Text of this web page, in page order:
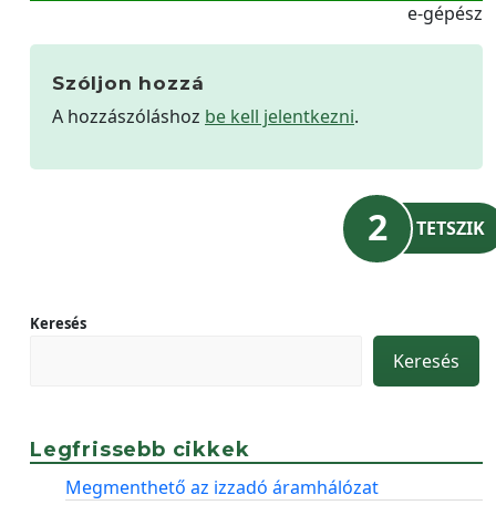
e-gépész
Szóljon hozzá
A hozzászóláshoz be kell jelentkezni.
2 TETSZIK
Keresés
Keresés
Legfrissebb cikkek
Megmenthető az izzadó áramhálózat